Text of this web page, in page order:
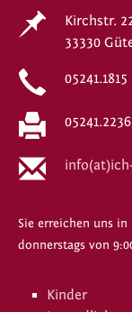
Kirchstr.
33330
05241.1815
Sie erreichen uns
donnerstags von
Kinder